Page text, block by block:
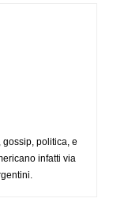
gossip, politica, e
infatti via